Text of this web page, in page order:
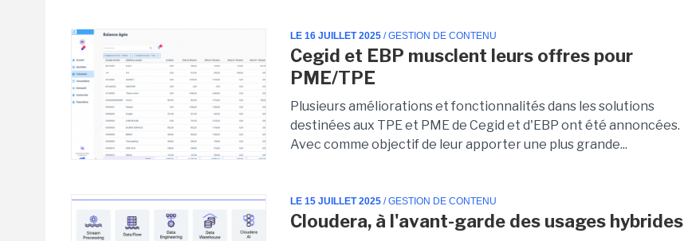
LE 16 JUILLET 2025 / GESTION DE CONTENU
Cegid et EBP musclent leurs offres pour
PME/TPE
Plusieurs améliorations et fonctionnalités dans les solutions
destinées aux TPE et PME de Cegid et d'EBP ont été annoncées.
Avec comme objectif de leur apporter une plus grande...
LE 15 JUILLET 2025 / GESTION DE CONTENU
Cloudera, à l'avant-garde des usages hybrides